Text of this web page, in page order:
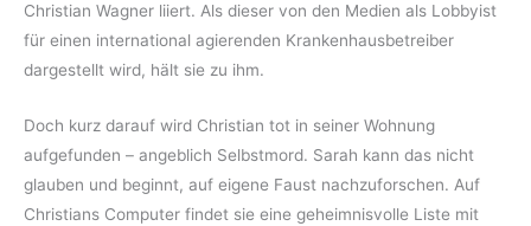
Christian Wagner liiert. Als dieser von den Medien als Lobbyist
für einen international agierenden Krankenhausbetreiber
dargestellt wird, hält sie zu ihm.
Doch kurz darauf wird Christian tot in seiner Wohnung
aufgefunden – angeblich Selbstmord. Sarah kann das nicht
glauben und beginnt, auf eigene Faust nachzuforschen. Auf
Christians Computer findet sie eine geheimnisvolle Liste mit